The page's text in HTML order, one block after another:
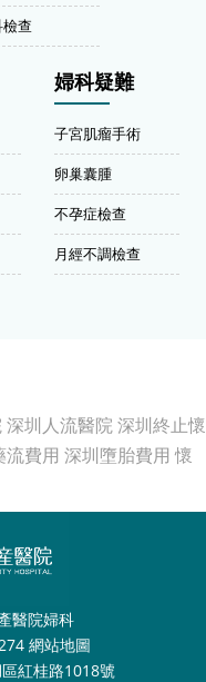
查
婦科疑難
子宮肌瘤手術
卵巢囊腫
不孕症檢查
月經不調檢查
深圳人流醫院深圳終止懷
流費用 深圳墮胎費用 懷
醫院婦科
網站地圖
紅桂路1018號